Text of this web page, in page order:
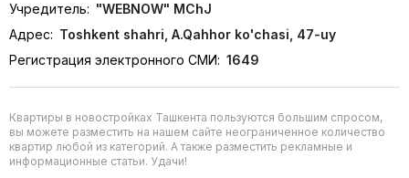
Учредитель: "WEBNOW" MChJ
Адрес: Toshkent shahri, A.Qahhor ko'chasi, 47-uy
Регистрация электронного СМИ: 1649
Квартиры в новостройках Ташкента пользуются большим спросом,
вы можете разместить на нашем сайте неограниченное количество
квартир любой из категорий. А также разместить рекламные и
информационные статьи. Удачи!